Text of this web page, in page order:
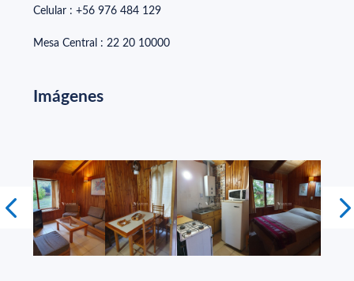
Celular : +56 976 484 129
Mesa Central : 22 20 10000
Imágenes